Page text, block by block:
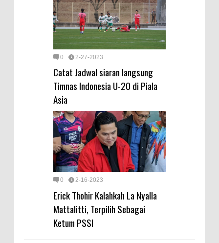
0 2-27-2023
Catat Jadwal siaran langsung
Timnas Indonesia U-20 di Piala
Asia
0 2-16-2023
Erick Thohir Kalahkah La Nyalla
Mattalitti, Terpilih Sebagai
Ketum PSSI